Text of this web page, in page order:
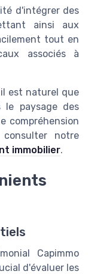
d'intégrer des
ainsi aux
tout en
associés à
est naturel que
le paysage des
compréhension
notre
immobilier.
Capimmo
d'évaluer les